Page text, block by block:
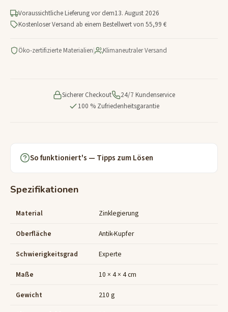
Voraussichtliche Lieferung vor dem13. August 2026
Kostenloser Versand ab einem Bestellwert von 55,99 €
Öko-zertifizierte Materialien| Klimaneutraler Versand
Sicherer Checkout
24/7 Kundenservice
100 % Zufriedenheitsgarantie
So funktioniert's — Tipps zum Lösen
Spezifikationen
Material Zinklegierung
Oberfläche Antik-Kupfer
Schwierigkeitsgrad Experte
Maße 10 × 4 × 4 cm
Gewicht 210 g